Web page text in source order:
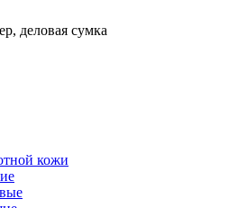
деловая сумка
кожи